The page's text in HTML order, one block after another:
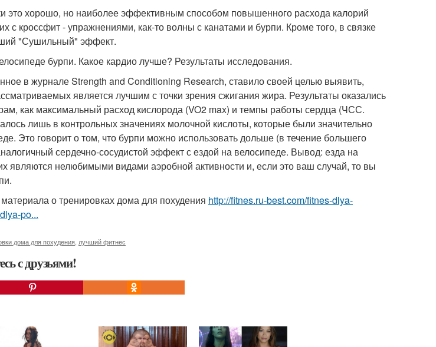
это хорошо, но наиболее эффективным способом повышенного расхода калорий
с кроссфит - упражнениями, как-то волны с канатами и бурпи. Кроме того, в связке
"Сушильный" эффект.
бурпи. Какое кардио лучше? Результаты исследования.
в журнале Strength and Conditioning Research, ставило своей целью выявить,
является лучшим с точки зрения сжигания жира. Результаты оказались
как максимальный расход кислорода (VO2 max) и темпы работы сердца (ЧСС.
лишь в контрольных значениях молочной кислоты, которые были значительно
Это говорит о том, что бурпи можно использовать дольше (в течение большего
сердечно-сосудистой эффект с ездой на велосипеде. Вывод: езда на
являются нелюбимыми видами аэробной активности и, если это ваш случай, то вы
о тренировках дома для похудения http://fitnes.ru-best.com/fitnes-dlya-
po...
дома для похудения лучший фитнес
с друзьями!